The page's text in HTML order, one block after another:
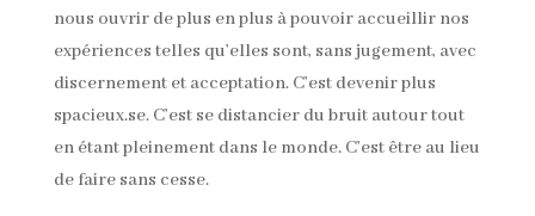
nous ouvrir de plus en plus à pouvoir accueillir nos
expériences telles qu’elles sont, sans jugement, avec
discernement et acceptation. C’est devenir plus
spacieux.se. C’est se distancier du bruit autour tout
en étant pleinement dans le monde. C’est être au lieu
de faire sans cesse.